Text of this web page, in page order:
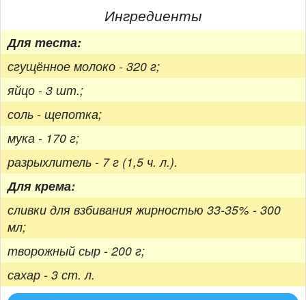
Ингредиенты
Для теста:
сгущённое молоко - 320 г;
яйцо - 3 шт.;
соль - щепотка;
мука - 170 г;
разрыхлитель - 7 г (1,5 ч. л.).
Для крема:
сливки для взбивания жирностью 33-35% - 300
мл;
творожный сыр - 200 г;
сахар - 3 ст. л.